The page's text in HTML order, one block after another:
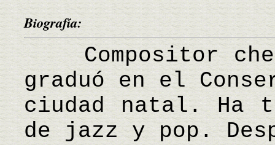
Biografía:
Compositor
graduó en el
ciudad natal. Ha
de jazz y pop.